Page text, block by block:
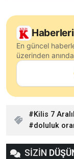
En güncel
üzerinden
Kilis 7
doluluk
SİZİN